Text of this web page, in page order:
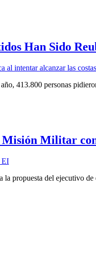
Han Sido
413.800 personas
Misión Militar
propuesta del ejecutivo